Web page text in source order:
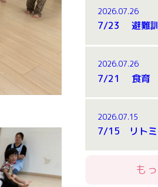
2026.07.26
7/23 避難
2026.07.26
2026.07.15
も